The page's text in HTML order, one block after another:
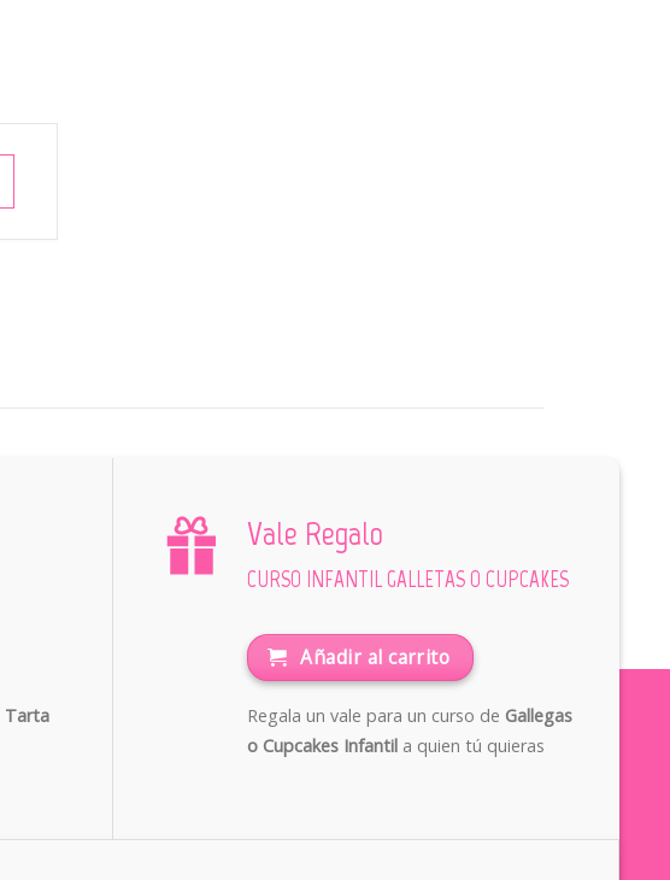
Tarta
Vale Regalo
CURSO INFANTIL GALLETAS O CUPCAKES
Añadir al carrito
Regala un vale para un curso de Gallegas
o Cupcakes Infantil a quien tú quieras